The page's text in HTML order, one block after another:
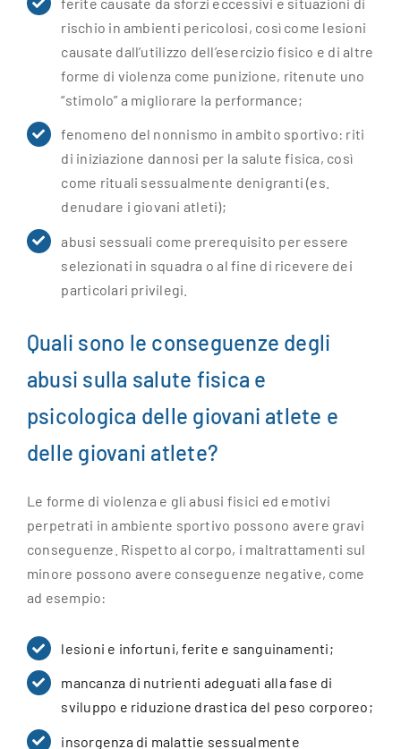
rischio in ambienti pericolosi, così come lesioni
causate dall’utilizzo dell’esercizio fisico e di altre
forme di violenza come punizione, ritenute uno
“stimolo” a migliorare la performance;
fenomeno del nonnismo in ambito sportivo: riti
di iniziazione dannosi per la salute fisica, così
come rituali sessualmente denigranti (es.
denudare i giovani atleti);
abusi sessuali come prerequisito per essere
selezionati in squadra o al fine di ricevere dei
particolari privilegi.
Quali sono le conseguenze degli
abusi sulla salute fisica e
psicologica delle giovani atlete e
delle giovani atlete?
Le forme di violenza e gli abusi fisici ed emotivi
perpetrati in ambiente sportivo possono avere gravi
conseguenze. Rispetto al corpo, i maltrattamenti sul
minore possono avere conseguenze negative, come
ad esempio:
lesioni e infortuni, ferite e sanguinamenti;
mancanza di nutrienti adeguati alla fase di
sviluppo e riduzione drastica del peso corporeo;
insorgenza di malattie sessualmente